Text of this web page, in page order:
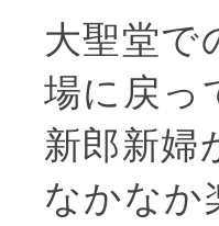
大聖堂で
場に戻っ
新郎新婦
なかなか